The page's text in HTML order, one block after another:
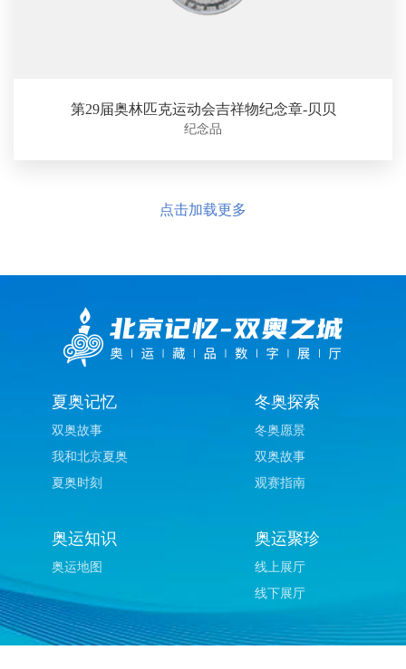
第29届奥林匹克运动会吉祥物纪念章-贝贝
纪念品
点击加载更多
夏奥记忆
双奥故事
我和北京夏奥
夏奥时刻
冬奥探索
冬奥愿景
双奥故事
观赛指南
奥运知识
奥运地图
奥运聚珍
线上展厅
线下展厅